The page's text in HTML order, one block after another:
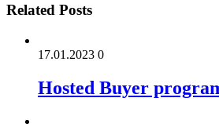
Related Posts
17.01.2023 0
Hosted Buyer